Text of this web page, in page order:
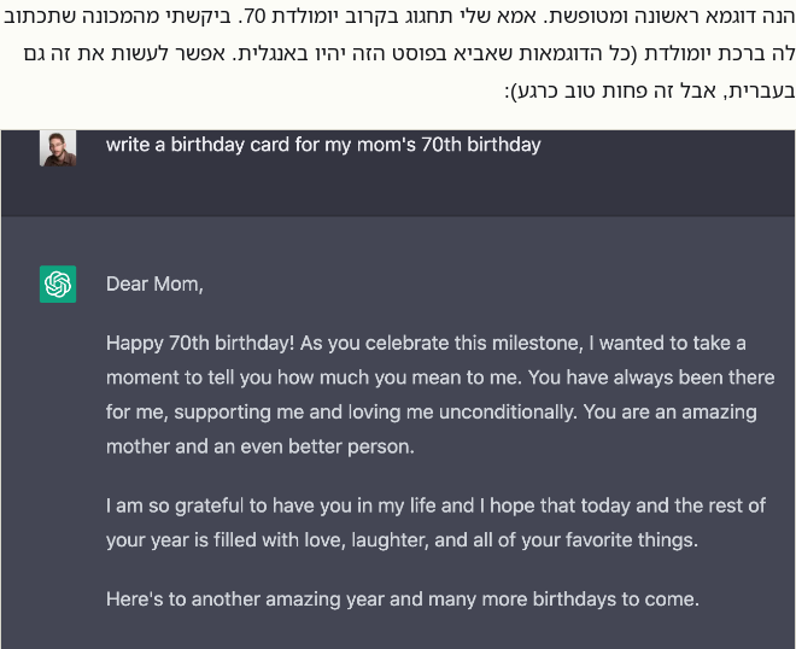
הנה דוגמא ראשונה ומטופשת. אמא שלי תחגוג בקרוב יומולדת 70. ביקשתי מהמכונה שתכתוב
לה ברכת יומולדת (כל הדוגמאות שאביא בפוסט הזה יהיו באנגלית. אפשר לעשות את זה גם
בעברית, אבל זה פחות טוב כרגע):